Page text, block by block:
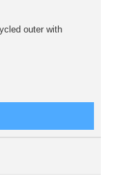
outer with